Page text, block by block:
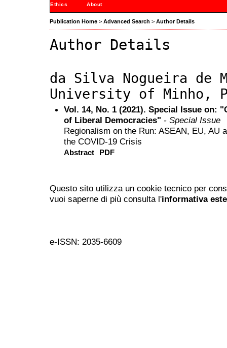
Ethics
About
Publication Home > Advanced Search > Author Details
Author Details
da Silva Nogueira de
University of Minho,
Vol. 14, No. 1 (2021). Special Issue on:
of Liberal Democracies" - Special Issue
Regionalism on the Run: ASEAN, EU, AU
the COVID-19 Crisis
Abstract PDF
Questo sito utilizza un cookie tecnico per
vuoi saperne di più consulta l'informativa
e-ISSN: 2035-6609